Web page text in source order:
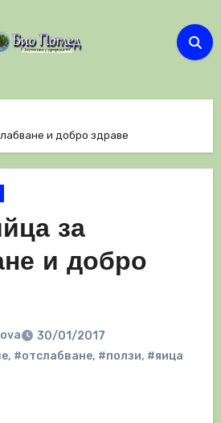
и добро здраве
за
и добро
30/01/2017
, #отслабване, #ползи, #яица